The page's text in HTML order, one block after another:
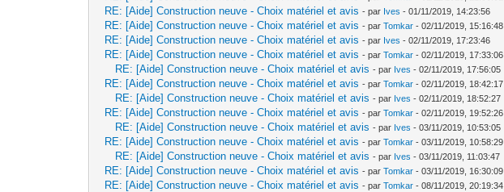
RE: [Aide] Construction neuve - Choix matériel et avis - par Ives - 01/11/2019, 14:23:56
RE: [Aide] Construction neuve - Choix matériel et avis - parTomkar - 02/11/2019, 15:16:48
RE: [Aide] Construction neuve - Choix matériel et avis - par Ives - 02/11/2019, 17:23:46
RE: [Aide] Construction neuve - Choix matériel et avis - parTomkar - 02/11/2019, 17:33:06
RE: [Aide] Construction neuve - Choix matériel et avis - par Ives - 02/11/2019, 17:56:05
RE: [Aide] Construction neuve - Choix matériel et avis - parTomkar - 02/11/2019, 18:42:17
RE: [Aide] Construction neuve - Choix matériel et avis - par Ives - 02/11/2019, 18:52:27
RE: [Aide] Construction neuve - Choix matériel et avis - parTomkar - 02/11/2019, 19:52:26
RE: [Aide] Construction neuve - Choix matériel et avis - par Ives - 03/11/2019, 10:53:05
RE: [Aide] Construction neuve - Choix matériel et avis - parTomkar - 03/11/2019, 10:58:29
RE: [Aide] Construction neuve - Choix matériel et avis - par Ives - 03/11/2019, 11:03:47
RE: [Aide] Construction neuve - Choix matériel et avis - parTomkar - 03/11/2019, 16:30:09
RE: [Aide] Construction neuve - Choix matériel et avis - parTomkar - 08/11/2019, 20:19:34